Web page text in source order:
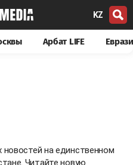
KZ
Арбат LIFE
новостей на единственном
Читайте новую